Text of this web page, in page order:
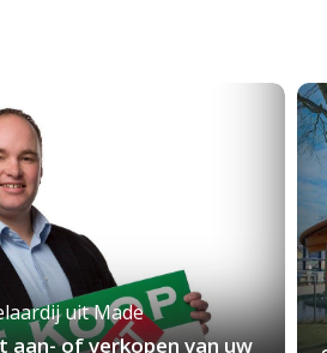
uit Made
aan- of verkopen van uw